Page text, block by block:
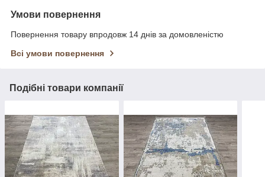
Умови повернення
Повернення товару впродовж 14 днів за домовленістю
Всі умови повернення
Подібні товари компанії